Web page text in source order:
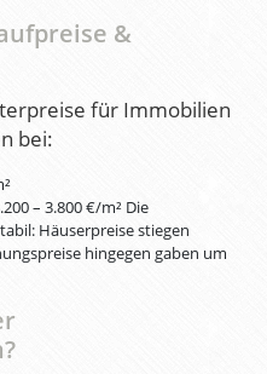
&
für Immobilien
bei:
– 3.800 €/m² Die
Häuserpreise stiegen
hingegen gaben um